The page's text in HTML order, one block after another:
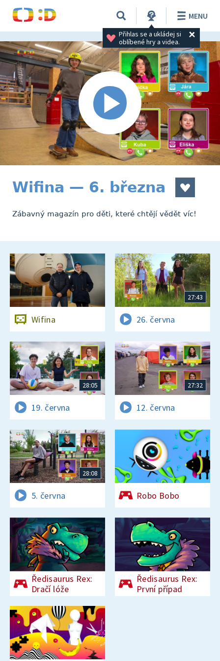
Přihlas se a ukládej si
oblíbené hry a videa.
MENU
Wifina — 6. března
Zábavný magazín pro děti, které chtějí vědět víc!
Wifina
27:43
26. června
28:05
19. června
27:32
12. června
28:08
5. června Robo Bobo
Ředisaurus Rex:
Dračí lóže
Ředisaurus Rex:
První případ